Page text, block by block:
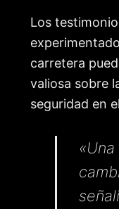
Los
carretera
valiosa sobre
seguridad en